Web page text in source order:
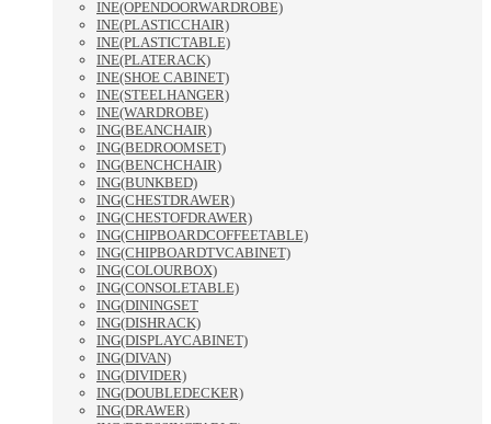
INE(OPENDOORWARDROBE)
INE(PLASTICCHAIR)
INE(PLASTICTABLE)
INE(PLATERACK)
INE(SHOE CABINET)
INE(STEELHANGER)
INE(WARDROBE)
ING(BEANCHAIR)
ING(BEDROOMSET)
ING(BENCHCHAIR)
ING(BUNKBED)
ING(CHESTDRAWER)
ING(CHESTOFDRAWER)
ING(CHIPBOARDCOFFEETABLE)
ING(CHIPBOARDTVCABINET)
ING(COLOURBOX)
ING(CONSOLETABLE)
ING(DININGSET
ING(DISHRACK)
ING(DISPLAYCABINET)
ING(DIVAN)
ING(DIVIDER)
ING(DOUBLEDECKER)
ING(DRAWER)